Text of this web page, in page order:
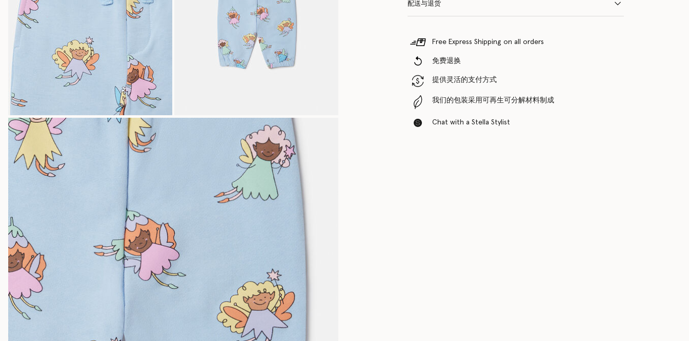
配送与退货
Free Express Shipping on all orders
免费退换
提供灵活的支付方式
我们的包装采用可再生可分解材料制成
Chat with a Stella Stylist